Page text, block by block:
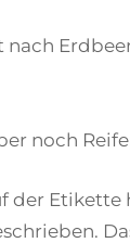
noch
der